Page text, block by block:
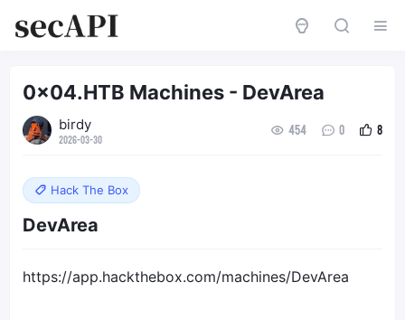
0x04.HTB Machines - DevArea
birdy
2026-03-30
454 0 8
Hack The Box
DevArea
https://app.hackthebox.com/machines/DevArea